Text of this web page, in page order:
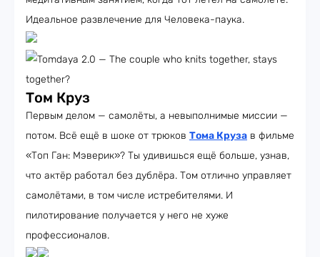
Идеальное развлечение для Человека-паука.
Том Круз
Первым делом — самолёты, а невыполнимые миссии —
потом. Всё ещё в шоке от трюков Тома Круза в фильме
«Топ Ган: Мэверик»? Ты удивишься ещё больше, узнав,
что актёр работал без дублёра. Том отлично управляет
самолётами, в том числе истребителями. И
пилотирование получается у него не хуже
профессионалов.